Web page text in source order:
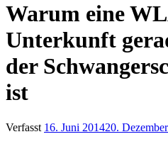
Warum eine
Unterkunft
der
ist
Verfasst 16. Juni 201420.